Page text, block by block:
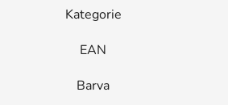
Kategorie
EAN
Barva